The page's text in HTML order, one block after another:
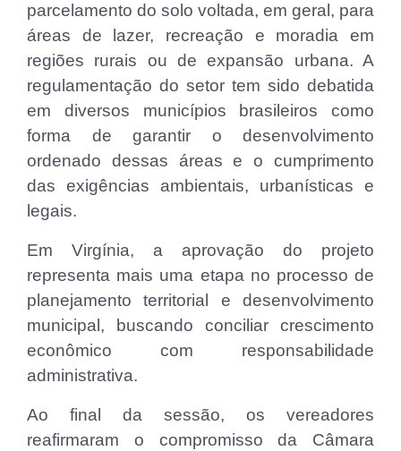
parcelamento do solo voltada, em geral, para
áreas de lazer, recreação e moradia em
regiões rurais ou de expansão urbana. A
regulamentação do setor tem sido debatida
em diversos municípios brasileiros como
forma de garantir o desenvolvimento
ordenado dessas áreas e o cumprimento
das exigências ambientais, urbanísticas e
legais.
Em Virgínia, a aprovação do projeto
representa mais uma etapa no processo de
planejamento territorial e desenvolvimento
municipal, buscando conciliar crescimento
econômico com responsabilidade
administrativa.
Ao final da sessão, os vereadores
reafirmaram o compromisso da Câmara